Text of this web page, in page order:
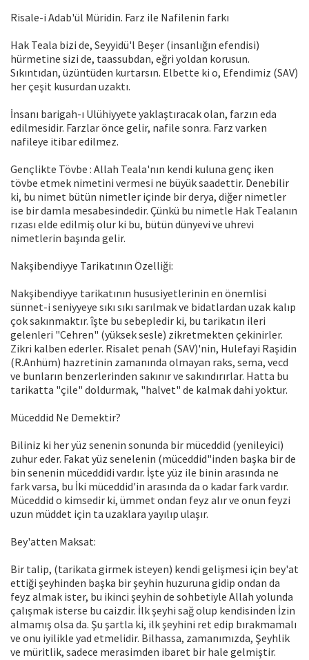
Risale-i Adab'ül Müridin. Farz ile Nafilenin farkı
Hak Teala bizi de, Seyyidü'l Beşer (insanlığın efendisi)
hürmetine sizi de, taassubdan, eğri yoldan korusun.
Sıkıntıdan, üzüntüden kurtarsın. Elbette ki o, Efendimiz (SAV)
her çeşit kusurdan uzaktı.
İnsanı barigah-ı Ulühiyyete yaklaştıracak olan, farzın eda
edilmesidir. Farzlar önce gelir, nafile sonra. Farz varken
nafileye itibar edilmez.
Gençlikte Tövbe : Allah Teala'nın kendi kuluna genç iken
tövbe etmek nimetini vermesi ne büyük saadettir. Denebilir
ki, bu nimet bütün nimetler içinde bir derya, diğer nimetler
ise bir damla mesabesindedir. Çünkü bu nimetle Hak Tealanın
rızası elde edilmiş olur ki bu, bütün dünyevi ve uhrevi
nimetlerin başında gelir.
Nakşibendiyye Tarikatının Özelliği:
Nakşibendiyye tarikatının hususiyetlerinin en önemlisi
sünnet-i seniyyeye sıkı sıkı sarılmak ve bidatlardan uzak kalıp
çok sakınmaktır. îşte bu sebepledir ki, bu tarikatın ileri
gelenleri "Cehren" (yüksek sesle) zikretmekten çekinirler.
Zikri kalben ederler. Risalet penah (SAV)'nin, Hulefayi Raşidin
(R.Anhüm) hazretinin zamanında olmayan raks, sema, vecd
ve bunların benzerlerinden sakınır ve sakındırırlar. Hatta bu
tarikatta "çile" doldurmak, "halvet" de kalmak dahi yoktur.
Müceddid Ne Demektir?
Biliniz ki her yüz senenin sonunda bir müceddid (yenileyici)
zuhur eder. Fakat yüz senelenin (müceddid"inden başka bir de
bin senenin müceddidi vardır. İşte yüz ile binin arasında ne
fark varsa, bu İki müceddid'in arasında da o kadar fark vardır.
Müceddid o kimsedir ki, ümmet ondan feyz alır ve onun feyzi
uzun müddet için ta uzaklara yayılıp ulaşır.
Bey'atten Maksat:
Bir talip, (tarikata girmek isteyen) kendi gelişmesi için bey'at
ettiği şeyhinden başka bir şeyhin huzuruna gidip ondan da
feyz almak ister, bu ikinci şeyhin de sohbetiyle Allah yolunda
çalışmak isterse bu caizdir. İlk şeyhi sağ olup kendisinden İzin
almamış olsa da. Şu şartla ki, ilk şeyhini ret edip bırakmamalı
ve onu iyilikle yad etmelidir. Bilhassa, zamanımızda, Şeyhlik
ve müritlik, sadece merasimden ibaret bir hale gelmiştir.